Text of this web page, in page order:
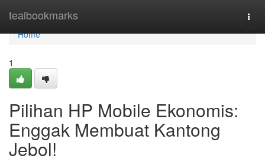
tealbookmarks
Home
Home
1
Pilihan HP Mobile Ekonomis:
Enggak Membuat Kantong
Jebol!